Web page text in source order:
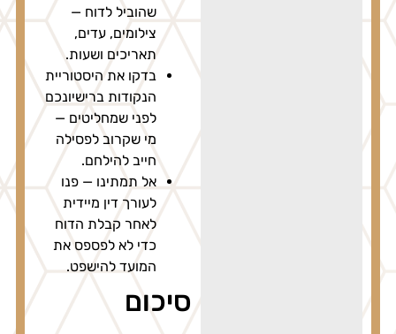
שהוביל לדוח —
צילומים, עדים,
תאריכים ושעות.
בדקו את היסטוריית
הנקודות ברישיונכם
לפני שמחליטים —
מי שקרוב לפסילה
חייב להילחם.
אל תמתינו — פנו
לעורך דין מיידית
לאחר קבלת הדוח
כדי לא לפספס את
המועד להישפט.
סיכום